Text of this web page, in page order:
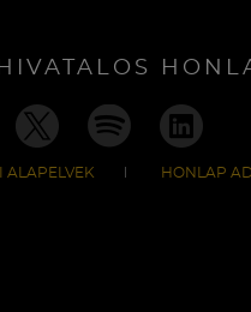
ALAPELVEK HONLAP